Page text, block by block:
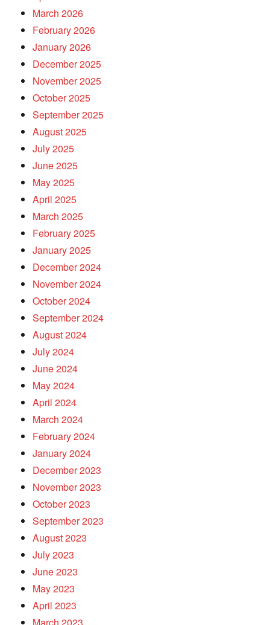
March 2026
February 2026
January 2026
December 2025
November 2025
October 2025
September 2025
August 2025
July 2025
June 2025
May 2025
April 2025
March 2025
February 2025
January 2025
December 2024
November 2024
October 2024
September 2024
August 2024
July 2024
June 2024
May 2024
April 2024
March 2024
February 2024
January 2024
December 2023
November 2023
October 2023
September 2023
August 2023
July 2023
June 2023
May 2023
April 2023